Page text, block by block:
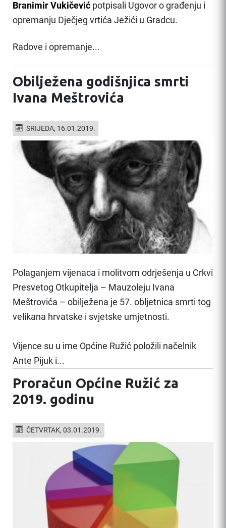
Branimir Vukičević potpisali Ugovor o građenju i
opremanju Dječjeg vrtića Ježići u Gradcu.
Radove i opremanje...
Obilježena godišnjica smrti
Ivana Meštrovića
SRIJEDA, 16.01.2019.
Polaganjem vijenaca i molitvom odrješenja u Crkvi
Presvetog Otkupitelja – Mauzoleju Ivana
Meštrovića – obilježena je 57. obljetnica smrti tog
velikana hrvatske i svjetske umjetnosti.
Vijence su u ime Općine Ružić položili načelnik
Ante Pijuk i...
Proračun Općine Ružić za
2019. godinu
ČETVRTAK, 03.01.2019.